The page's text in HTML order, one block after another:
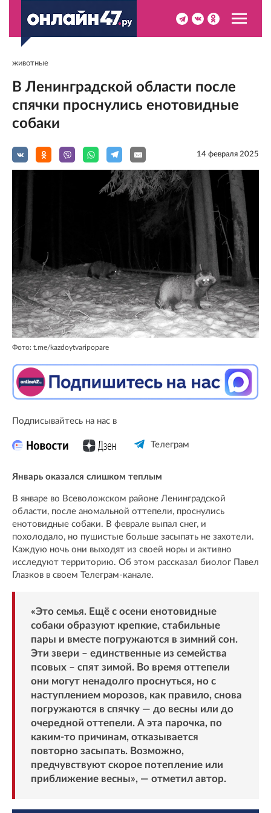
животные
В Ленинградской области после
спячки проснулись енотовидные
собаки
14 февраля 2025
Фото: t.me/kazdoytvaripopare
Подписывайтесь на нас в
Телеграм
Январь оказался слишком теплым
В январе во Всеволожском районе Ленинградской
области, после аномальной оттепели, проснулись
енотовидные собаки. В феврале выпал снег, и
похолодало, но пушистые больше засыпать не захотели.
Каждую ночь они выходят из своей норы и активно
исследуют территорию. Об этом рассказал биолог Павел
Глазков в своем Телеграм-канале.
«Это семья. Ещё с осени енотовидные
собаки образуют крепкие, стабильные
пары и вместе погружаются в зимний сон.
Эти звери – единственные из семейства
псовых – спят зимой. Во время оттепели
они могут ненадолго проснуться, но с
наступлением морозов, как правило, снова
погружаются в спячку — до весны или до
очередной оттепели. А эта парочка, по
каким-то причинам, отказывается
повторно засыпать. Возможно,
предчувствуют скорое потепление или
приближение весны», — отметил автор.